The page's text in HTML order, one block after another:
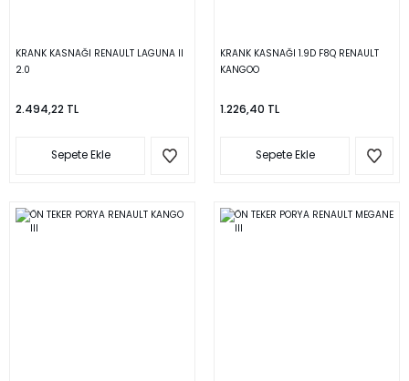
KRANK KASNAĞI RENAULT LAGUNA II
2.0
2.494,22 TL
Sepete Ekle
KRANK KASNAĞI 1.9D F8Q RENAULT
KANGOO
1.226,40 TL
Sepete Ekle